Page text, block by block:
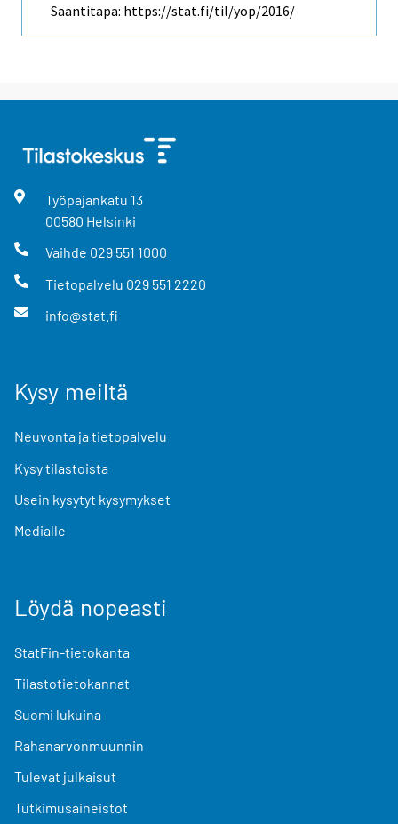
Saantitapa: https://stat.fi/til/yop/2016/
Työpajankatu 13
00580 Helsinki
Vaihde 029 551 1000
Tietopalvelu 029 551 2220
info@stat.fi
Kysy meiltä
Neuvonta ja tietopalvelu
Kysy tilastoista
Usein kysytyt kysymykset
Medialle
Löydä nopeasti
StatFin-tietokanta
Tilastotietokannat
Suomi lukuina
Rahanarvonmuunnin
Tulevat julkaisut
Tutkimusaineistot